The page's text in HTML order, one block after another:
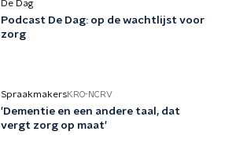
De Dag
Podcast De Dag: op de wachtlijst voor
zorg
SpraakmakersKRO-NCRV
'Dementie en een andere taal, dat
vergt zorg op maat'